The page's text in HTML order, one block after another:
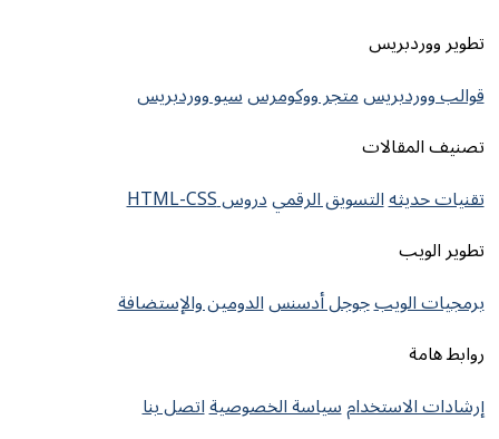
تطوير ووردبريس
قوالب ووردبريسمتجر ووكومرسسيو ووردبريس
تصنيف المقالات
تقنيات حديثهالتسويق الرقميدروس HTML-CSS
تطوير الويب
برمجيات الويبجوجل أدسنسالدومين والإستضافة
روابط هامة
إرشادات الاستخدامسياسة الخصوصيةاتصل بنا